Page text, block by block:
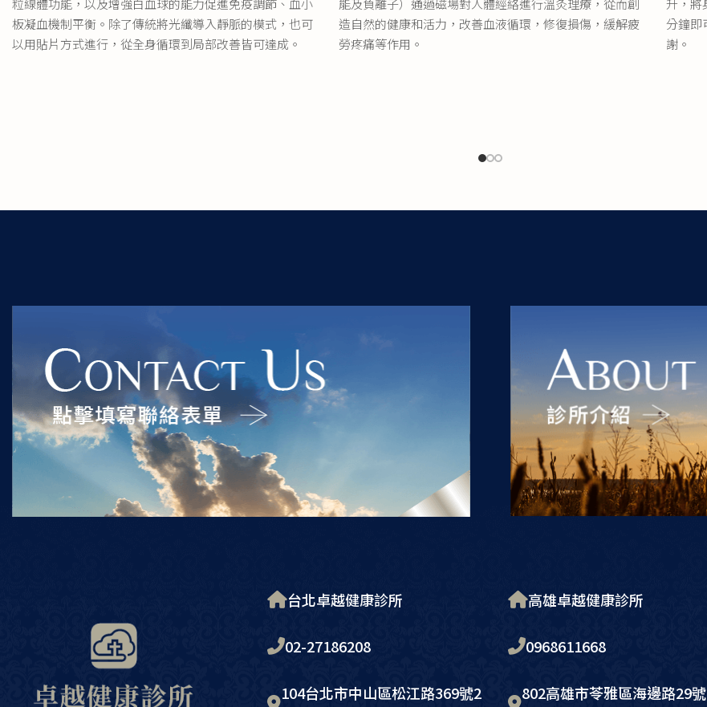
粒線體功能，以及增強白血球的能力促進免疫調節、血小
板凝血機制平衡。除了傳統將光纖導入靜脈的模式，也可
以用貼片方式進行，從全身循環到局部改善皆可達成。
能及負離子）通過磁場對人體經絡進行溫灸理療，從而創
造自然的健康和活力，改善血液循環，修復損傷，緩解疲
勞疼痛等作用。
升，將
分鐘即
謝。
台北卓越健康診所
02-27186208
104台北市中山區松江路369號2
高雄卓越健康診所
0968611668
802高雄市苓雅區海邊路29